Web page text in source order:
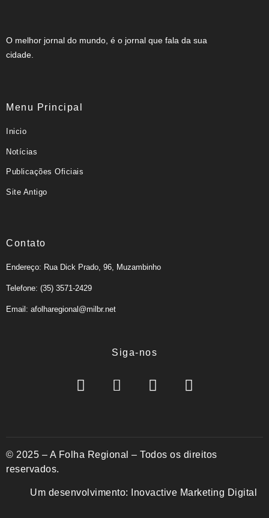
O melhor jornal do mundo, é o jornal que fala da sua
cidade.
Menu Principal
Inicio
Notícias
Publicações Oficiais
Site Antigo
Contato
Endereço: Rua Dick Prado, 96, Muzambinho
Telefone: (35) 3571-2429
Email: afolharegional@milbr.net
Siga-nos
© 2025 – A Folha Regional – Todos os direitos
reservados.
Um desenvolvimento: Inovactive Marketing Digital